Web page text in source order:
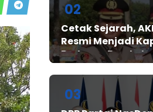
02
Cetak Sejarah,
Resmi Menjadi
Pertama
03